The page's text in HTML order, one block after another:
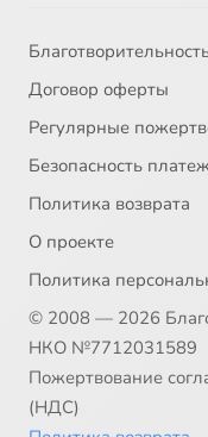
Договор оферты
Регулярные
Безопасность
Политика возврата
О проекте
Политика
© 2008 — 2026
НКО №7712031589
Пожертвование
(НДС)